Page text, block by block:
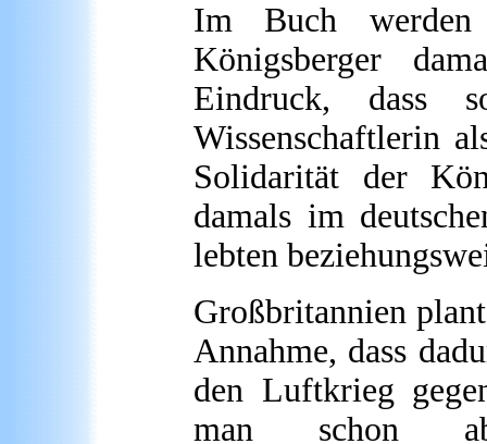
Im Buch
Königsberger
Eindruck, dass
Wissenschaftlerin
Solidarität der
damals im
lebten
Großbritannien
Annahme, dass
den Luftkrieg
man schon